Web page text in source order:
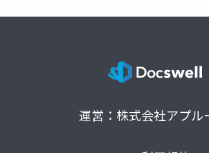
運営：株式会社アプル